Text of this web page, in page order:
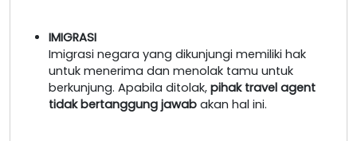
IMIGRASI
Imigrasi negara yang dikunjungi memiliki hak
untuk menerima dan menolak tamu untuk
berkunjung. Apabila ditolak, pihak travel agent
tidak bertanggung jawab akan hal ini.